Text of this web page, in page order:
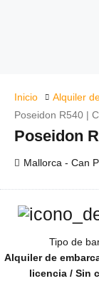
Inicio
Alquiler
Poseidon R540 |
Poseidon
Mallorca - Can
Tipo de
Alquiler de
licencia / Sin